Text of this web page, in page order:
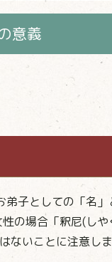
意義
子としての「名」
の場合「釈尼(しや
ないことに注意し